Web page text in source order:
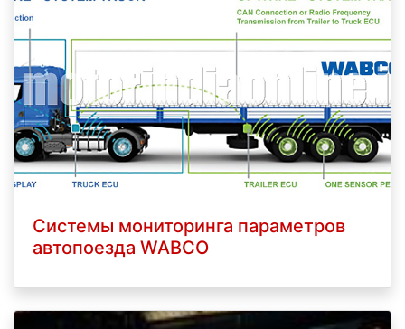
Системы мониторинга параметров
автопоезда WABCO